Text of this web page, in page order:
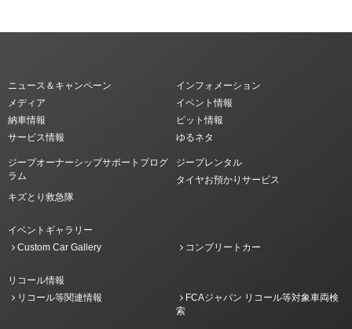
ニュース＆キャンペーン
インフォメーション
メディア
イベント情報
納車情報
ピット情報
サービス情報
ゆるネタ
ジープオーナーシップサポートプログ
ラム
ジープレンタル
タイヤお預かりサービス
キズとり救急隊
イベントギャラリー
Custom Car Gallery
コンプリートカー
リコール情報
リコール等関連情報
FCAジャパン リコール等対象車両検
索